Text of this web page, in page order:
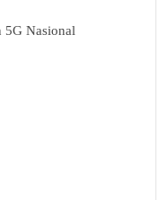
5G Nasional